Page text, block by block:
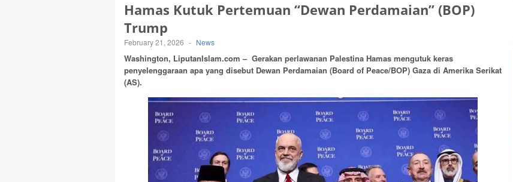
Hamas Kutuk Pertemuan “Dewan Perdamaian” (BOP)
Trump
February 21, 2026 - News
Washington, LiputanIslam.com – Gerakan perlawanan Palestina Hamas mengutuk keras
penyelenggaraan apa yang disebut Dewan Perdamaian (Board of Peace/BOP) Gaza di Amerika Serikat
(AS).